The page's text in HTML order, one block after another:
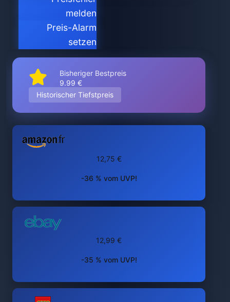
melden
Preis-Alarm
setzen
Bisheriger Bestpreis
9.99 €
Historischer Tiefstpreis
12,75 €
-36 % vom UVP!
12,99 €
-35 % vom UVP!